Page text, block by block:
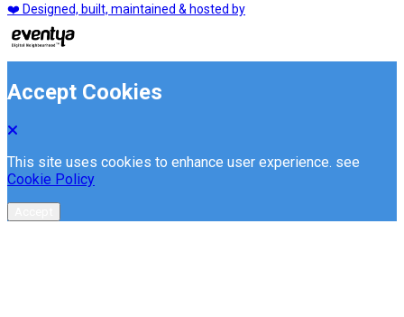
❤️ Designed, built, maintained & hosted by
Accept Cookies
This site uses cookies to enhance user experience. see
Cookie Policy